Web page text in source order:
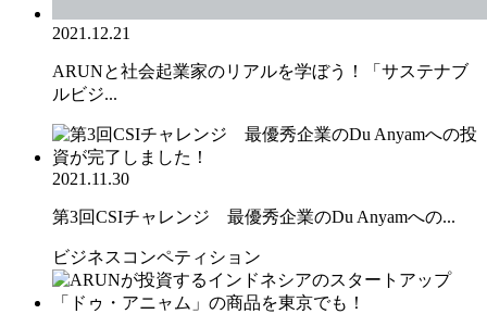
2021.12.21
ARUNと社会起業家のリアルを学ぼう！「サステナブ
ルビジ...
2021.11.30
第3回CSIチャレンジ 最優秀企業のDu Anyamへの...
ビジネスコンペティション